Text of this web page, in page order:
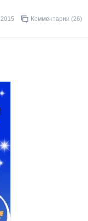
Комментарии (26)